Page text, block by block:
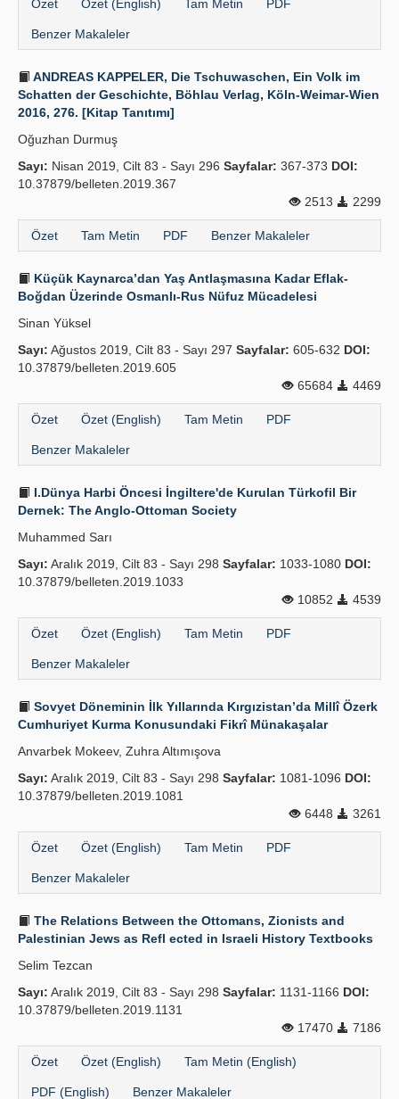
Özet Özet (English) Tam Metin PDF
Benzer Makaleler
ANDREAS KAPPELER, Die Tschuwaschen, Ein Volk im
Schatten der Geschichte, Böhlau Verlag, Köln-Weimar-Wien
2016, 276. [Kitap Tanıtımı]
Oğuzhan Durmuş
Sayı: Nisan 2019, Cilt 83 - Sayı 296 Sayfalar: 367-373 DOI:
10.37879/belleten.2019.367
2513
2299
Özet Tam Metin PDF Benzer Makaleler
Küçük Kaynarca’dan Yaş Antlaşmasına Kadar Eflak-
Boğdan Üzerinde Osmanlı-Rus Nüfuz Mücadelesi
Sinan Yüksel
Sayı: Ağustos 2019, Cilt 83 - Sayı 297 Sayfalar: 605-632 DOI:
10.37879/belleten.2019.605
65684
4469
Özet Özet (English) Tam Metin PDF
Benzer Makaleler
I.Dünya Harbi Öncesi İngiltere'de Kurulan Türkofil Bir
Dernek: The Anglo-Ottoman Society
Muhammed Sarı
Sayı: Aralık 2019, Cilt 83 - Sayı 298 Sayfalar: 1033-1080 DOI:
10.37879/belleten.2019.1033
10852
4539
Özet Özet (English) Tam Metin PDF
Benzer Makaleler
Sovyet Döneminin İlk Yıllarında Kırgızistan’da Millî Özerk
Cumhuriyet Kurma Konusundaki Fikrî Münakaşalar
Anvarbek Mokeev, Zuhra Altımışova
Sayı: Aralık 2019, Cilt 83 - Sayı 298 Sayfalar: 1081-1096 DOI:
10.37879/belleten.2019.1081
6448
3261
Özet Özet (English) Tam Metin PDF
Benzer Makaleler
The Relations Between the Ottomans, Zionists and
Palestinian Jews as Refl ected in Israeli History Textbooks
Selim Tezcan
Sayı: Aralık 2019, Cilt 83 - Sayı 298 Sayfalar: 1131-1166 DOI:
10.37879/belleten.2019.1131
17470
7186
Özet Özet (English) Tam Metin (English)
PDF (English) Benzer Makaleler